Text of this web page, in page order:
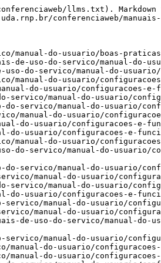
ajuda.rnp.br/conferenciaweb/manuais-de-uso-do-servico/manual-do-usuario/configuracoes-basicas/player-de-musica.md): Desfrute de música durante suas reuniões no ConferênciaWeb. O player integrado permite trilhas sonoras para uma atmosfera perfeita. 🎵
- [Câmera](https://ajuda.rnp.br/conferenciaweb/manuais-de-uso-do-servico/manual-do-usuario/configuracoes-basicas/camera.md)
- [Conectar-se à Videoconferência](https://ajuda.rnp.br/conferenciaweb/manuais-de-uso-do-servico/manual-do-usuario/configuracoes-basicas/conectar-se-a-videoconferencia.md)
- [Como acessar uma reunião?](https://ajuda.rnp.br/conferenciaweb/manuais-de-uso-do-servico/manual-do-usuario/configuracoes-basicas/como-acessar-uma-reuniao.md)
- [Apresentador](https://ajuda.rnp.br/conferenciaweb/manuais-de-uso-do-servico/manual-do-usuario/configuracoes-basicas/permissoes-para-apresentador.md)
- [Compartilhar Tela](https://ajuda.rnp.br/conferenciaweb/manuais-de-uso-do-servico/manual-do-usuario/configuracoes-basicas/compartilhar-tela.md): Função Apresentador
- [Compartilhamento de tela (macOS)](https://ajuda.rnp.br/conferenciaweb/manuais-de-uso-do-servico/manual-do-usuario/configuracoes-basicas/compartilhamento-de-conteudo-via-conferenciaweb-macos.md)
- [Compartilhar Vídeos](https://ajuda.rnp.br/conferenciaweb/manuais-de-uso-do-servico/manual-do-usuario/configuracoes-basicas/compartilhar-videos.md): Função Apresentador
- [Enquetes](https://ajuda.rnp.br/conferenciaweb/manuais-de-uso-do-servico/manual-do-usuario/configuracoes-basicas/enquetes.md): Função Apresentador
- [Gerenciar usuários](https://ajuda.rnp.br/conferenciaweb/manuais-de-uso-do-servico/manual-do-usuario/configuracoes-basicas/gerenciar-participantes.md): Função Moderador
- [Gravação](https://ajuda.rnp.br/conferenciaweb/manuais-de-uso-do-servico/manual-do-usuario/configuracoes-basicas/gravacao.md): Função Moderador
- [Múltiplas notas](https://ajuda.rnp.br/